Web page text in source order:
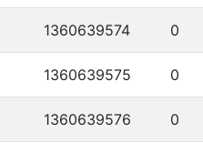
1360639574 0
1360639575 0
1360639576 0